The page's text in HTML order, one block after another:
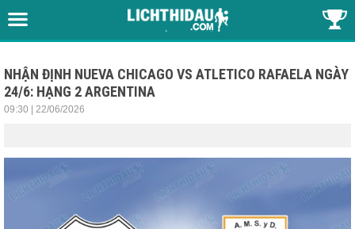
NHẬN ĐỊNH NUEVA CHICAGO VS ATLETICO RAFAELA NGÀY
24/6: HẠNG 2 ARGENTINA
09:30 | 22/06/2026